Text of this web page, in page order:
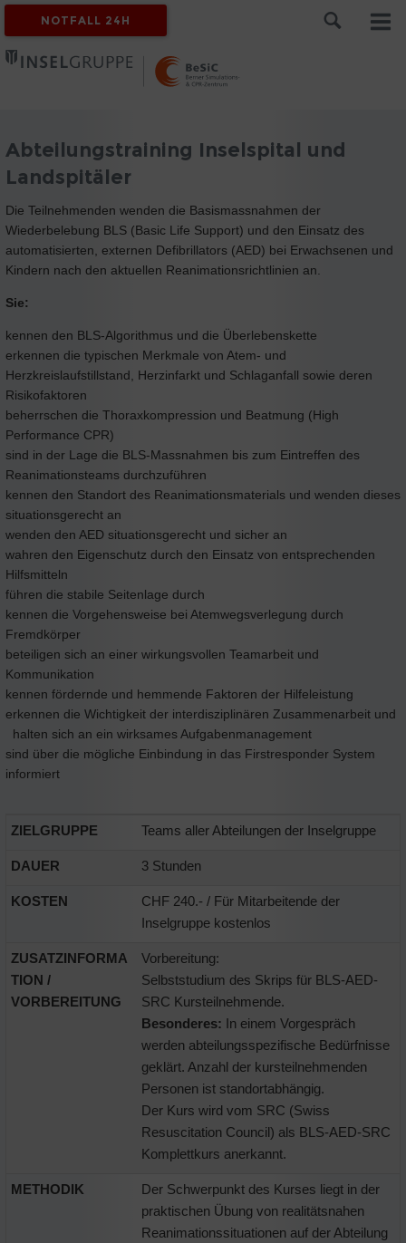
NOTFALL 24H
Abteilungstraining Inselspital und
Landspitäler
Die Teilnehmenden wenden die Basismassnahmen der
Wiederbelebung BLS (Basic Life Support) und den Einsatz des
automatisierten, externen Defibrillators (AED) bei Erwachsenen und
Kindern nach den aktuellen Reanimationsrichtlinien an.
Sie:
kennen den BLS-Algorithmus und die Überlebenskette
erkennen die typischen Merkmale von Atem- und
Herzkreislaufstillstand, Herzinfarkt und Schlaganfall sowie deren
Risikofaktoren
beherrschen die Thoraxkompression und Beatmung (High
Performance CPR)
sind in der Lage die BLS-Massnahmen bis zum Eintreffen des
Reanimationsteams durchzuführen
kennen den Standort des Reanimationsmaterials und wenden dieses
situationsgerecht an
wenden den AED situationsgerecht und sicher an
wahren den Eigenschutz durch den Einsatz von entsprechenden
Hilfsmitteln
führen die stabile Seitenlage durch
kennen die Vorgehensweise bei Atemwegsverlegung durch
Fremdkörper
beteiligen sich an einer wirkungsvollen Teamarbeit und
Kommunikation
kennen fördernde und hemmende Faktoren der Hilfeleistung
erkennen die Wichtigkeit der interdisziplinären Zusammenarbeit und
halten sich an ein wirksames Aufgabenmanagement
sind über die mögliche Einbindung in das Firstresponder System
informiert
ZIELGRUPPE Teams aller Abteilungen der Inselgruppe
DAUER 3 Stunden
KOSTEN
CHF 240.- / Für Mitarbeitende der
Inselgruppe kostenlos
ZUSATZINFORMA
TION /
VORBEREITUNG
Vorbereitung:
Selbststudium des Skrips für BLS-AED-
SRC Kursteilnehmende.
Besonderes: In einem Vorgespräch
werden abteilungsspezifische Bedürfnisse
geklärt. Anzahl der kursteilnehmenden
Personen ist standortabhängig.
Der Kurs wird vom SRC (Swiss
Resuscitation Council) als BLS-AED-SRC
Komplettkurs anerkannt.
METHODIK
Der Schwerpunkt des Kurses liegt in der
praktischen Übung von realitätsnahen
Reanimationssituationen auf der Abteilung